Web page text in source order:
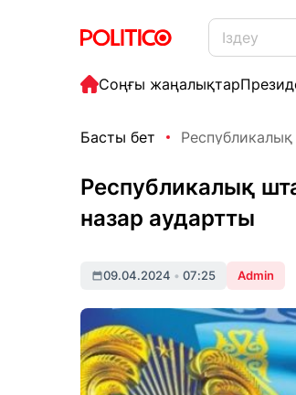
Соңғы жаңалықтар
Басты бет Республикалық
Республикалық
назар аудартты
09.04.2024 • 07:25 Admin